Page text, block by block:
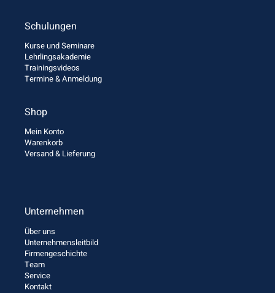
Schulungen
Kurse und Seminare
Lehrlingsakademie
Trainingsvideos
Termine & Anmeldung
Shop
Mein Konto
Warenkorb
Versand & Lieferung
Unternehmen
Über uns
Unternehmensleitbild
Firmengeschichte
Team
Service
Kontakt